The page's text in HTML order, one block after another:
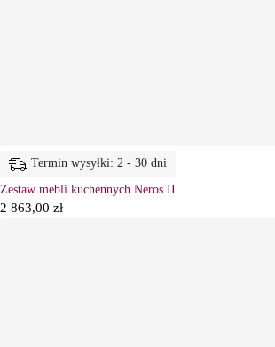
Termin wysyłki: 2 - 30 dni
Zestaw mebli kuchennych Neros II
2 863,00 zł